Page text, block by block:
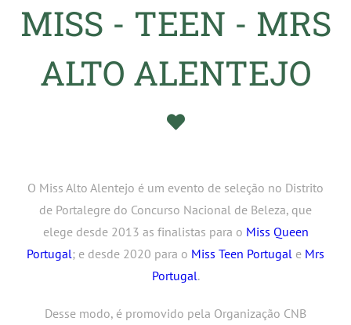
MISS - TEEN - MRS
ALTO ALENTEJO
O Miss Alto Alentejo é um evento de seleção no Distrito
de Portalegre do Concurso Nacional de Beleza, que
elege desde 2013 as finalistas para o Miss Queen
Portugal; e desde 2020 para o Miss Teen Portugal e Mrs
Portugal.
Desse modo, é promovido pela Organização CNB